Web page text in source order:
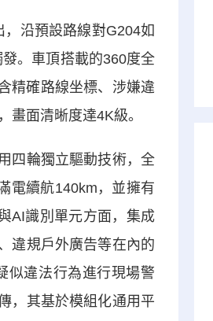
沿預設路線對G204如
。車頂搭載的360度全
精確路線坐標、涉嫌違
畫面清晰度達4K級。
四輪獨立驅動技術，全
電續航140km，並擁有
AI識別單元方面，集成
違規戶外廣告等在內的
似違法行為進行現場警
，其基於模組化通用平